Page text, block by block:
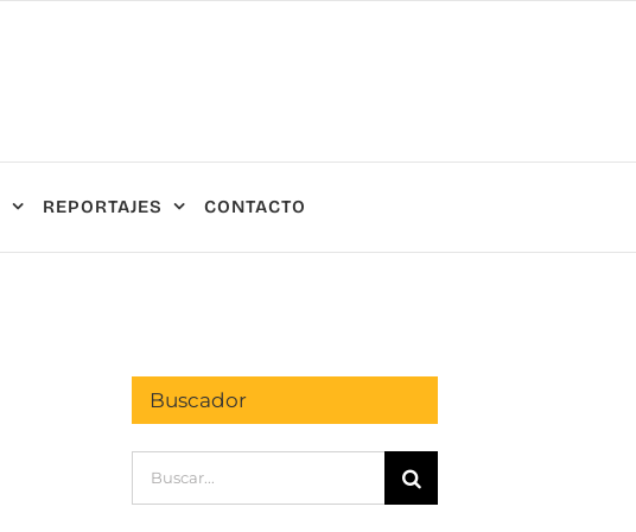
REPORTAJES CONTACTO
Buscador